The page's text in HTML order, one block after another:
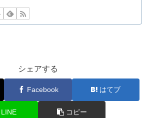
シェアする
Facebook はてブ
LINE コピー